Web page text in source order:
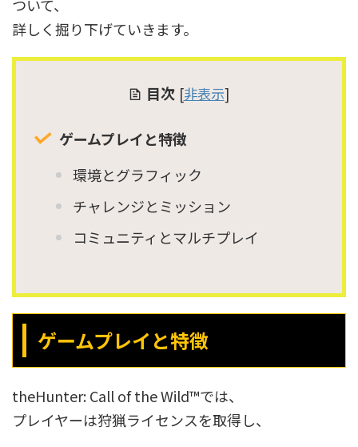
ついて、
詳しく掘り下げていきます。
目次 [非表示]
ゲームプレイと特徴
環境とグラフィック
チャレンジとミッション
コミュニティとマルチプレイ
ゲームプレイと特徴
theHunter: Call of the Wild™では、
プレイヤーは狩猟ライセンスを取得し、